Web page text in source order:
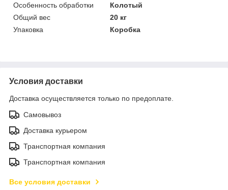
Особенность обработки
Колотый
Общий вес
20 кг
Упаковка
Коробка
Условия доставки
Доставка осуществляется только по предоплате.
Самовывоз
Доставка курьером
Транспортная компания
Транспортная компания
Все условия доставки